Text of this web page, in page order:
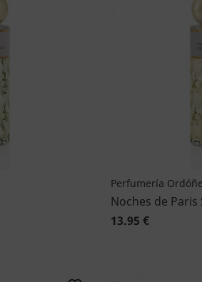
Perfumería
Noches de
13.95 €